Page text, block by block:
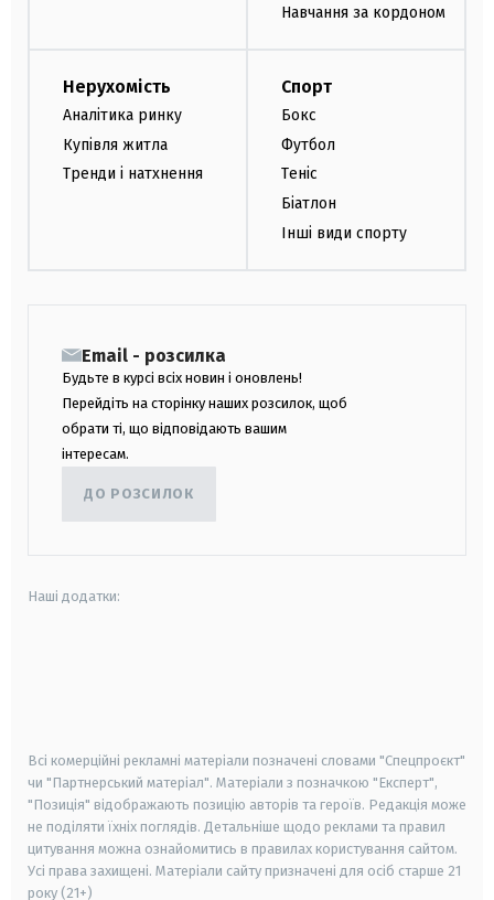
Навчання за кордоном
Нерухомість
Аналітика ринку
Купівля житла
Тренди і натхнення
Спорт
Бокс
Футбол
Теніс
Біатлон
Інші види спорту
Email - розсилка
Будьте в курсі всіх новин і оновлень!
Перейдіть на сторінку наших розсилок, щоб
обрати ті, що відповідають вашим
інтересам.
ДО РОЗСИЛОК
Наші додатки:
Всі комерційні рекламні матеріали позначені словами "Спецпроєкт"
чи "Партнерський матеріал". Матеріали з позначкою "Експерт",
"Позиція" відображають позицію авторів та героїв. Редакція може
не поділяти їхніх поглядів. Детальніше щодо реклами та правил
цитування можна ознайомитись в правилах користування сайтом.
Усі права захищені. Матеріали сайту призначені для осіб старше 21
року (21+)